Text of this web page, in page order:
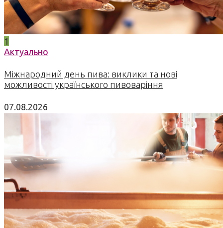
1
Актуально
Міжнародний день пива: виклики та нові
можливості українського пивоваріння
07.08.2026